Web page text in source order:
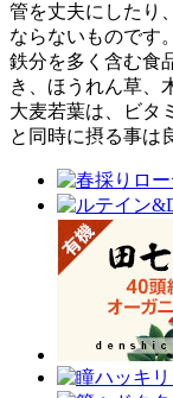
管を丈夫にしたり
ならないものです。
鉄分を多く含む食
き、ほうれん草、
大麦若葉は、ビタ
と同時に摂る事は